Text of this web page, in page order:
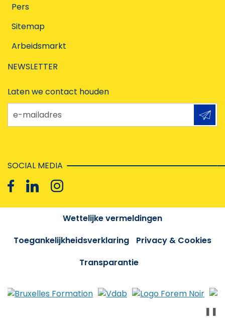
Pers
Sitemap
Arbeidsmarkt
NEWSLETTER
Laten we contact houden
e-mailadres
SOCIAL MEDIA
Wettelijke vermeldingen
Toegankelijkheidsverklaring
Privacy & Cookies
Transparantie
❚❚